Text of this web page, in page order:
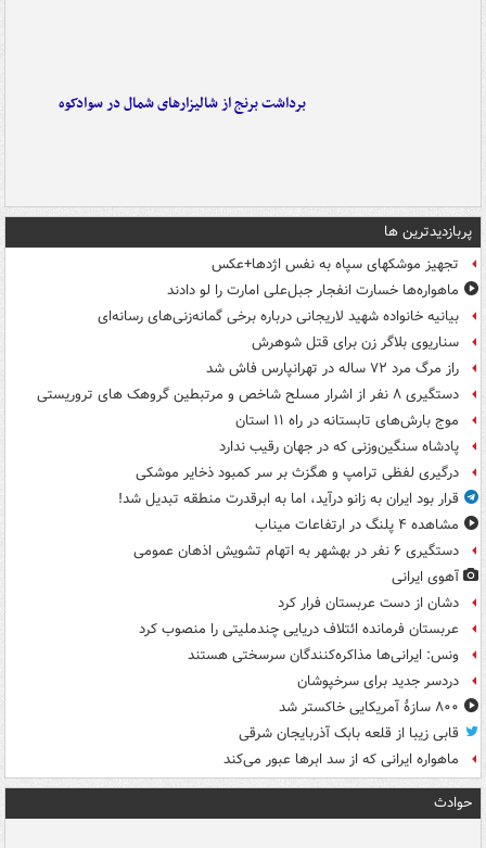
برداشت برنج از شالیزارهای شمال در سوادکوه
پربازدیدترین ها
تجهیز موشکهای سپاه به نفس اژدها+عکس
ماهواره‌ها خسارت انفجار جبل‌علی امارت را لو دادند
بیانیه خانواده شهید لاریجانی درباره برخی گمانه‌زنی‌های رسانه‌ای
سناریوی بلاگر زن برای قتل شوهرش
راز مرگ مرد ۷۲ ساله در تهرانپارس فاش شد
دستگیری ۸ نفر از اشرار مسلح شاخص و مرتبطین گروهک های تروریستی
موج بارش‌های تابستانه در راه ۱۱ استان
پادشاه سنگین‌وزنی که در جهان رقیب ندارد
درگیری لفظی ترامپ و هگزث بر سر کمبود ذخایر موشکی
قرار بود ایران به زانو درآید، اما به ابرقدرت منطقه تبدیل شد!
مشاهده ۴ پلنگ در ارتفاعات میناب
دستگیری ۶ نفر در بهشهر به اتهام تشویش اذهان عمومی
آهوی ایرانی
دشان از دست عربستان فرار کرد
عربستان فرمانده ائتلاف دریایی چندملیتی را منصوب کرد
ونس: ایرانی‌ها مذاکره‌کنندگان سرسختی هستند
دردسر جدید برای سرخپوشان
۸۰۰ سازۀ آمریکایی خاکستر شد
قابی زیبا از قلعه بابک آذربایجان شرقی
ماهواره ایرانی که از سد ابرها عبور می‌کند
حوادث